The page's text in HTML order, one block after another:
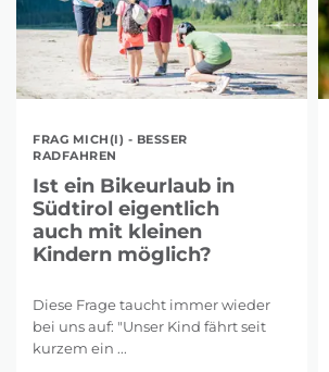
FRAG MICH(I) - BESSER
RADFAHREN
Ist ein Bikeurlaub in
Südtirol eigentlich
auch mit kleinen
Kindern möglich?
Diese Frage taucht immer wieder
bei uns auf: "Unser Kind fährt seit
kurzem ein ...